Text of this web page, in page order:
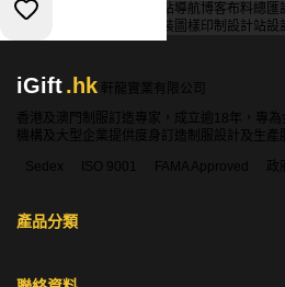
服務條款 網站導航博客布料總匯
輔料包裝 圖樣印制 設計站設
iGift.hk
軒龍實業有限公司
香港及澳門制服訂造專家，成立逾18年，專為
機構及大型企業提供度身訂造制服設計及生產
Sedex
ISO 9001 FAMA Approved 政
產品分類